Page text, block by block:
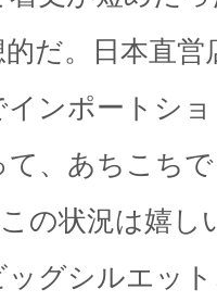
だ。日本直
インポートシ
、あちこち
の状況は嬉し
グシルエッ